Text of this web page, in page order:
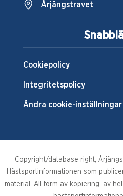
Cookiepolicy
Integritetspolicy
Ändra cookie-inställningar
Årjängstravet
Copyright/database right,
Hästsportinformationen som
material. All form av kopiering, av